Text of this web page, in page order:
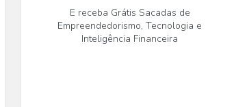
E receba Grátis Sacadas de
Empreendedorismo, Tecnologia e
Inteligência Financeira